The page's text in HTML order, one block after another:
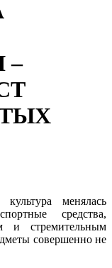
–
менялась
средства,
и стремительным
совершенно не